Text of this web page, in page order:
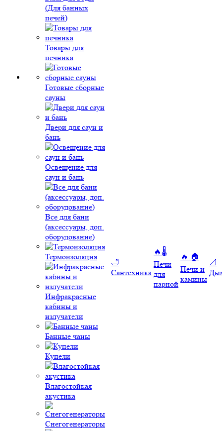
(Для банных
печей)
Товары для
печника
Готовые сборные
сауны
Двери для саун и
бань
Освещение для
саун и бань
Все для бани
(аксессуары, доп.
оборудование)
Термоизоляция
Инфракрасные
кабины и
излучатели
Банные чаны
Купели
Влагостойкая
акустика
Снегогенераторы
🛁
Сантехника
🔥🌡️
Печи
для
парной
🔥 🏠
Печи и
камины
📐